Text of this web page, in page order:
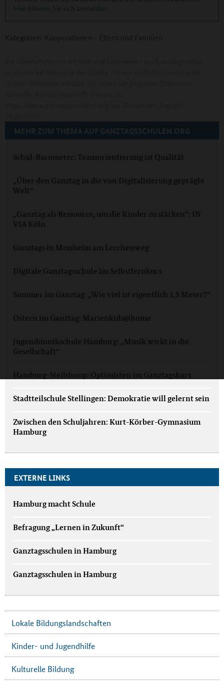
Hier können Sie sich anmelden
Kategorien: Kooperationen - Eltern und Familien
MEHR ZUM THEMA AUF GANZTAGSSCHULEN.ORG
Schul-Barometer: Teamorientierung ist Qualität
„Über den Ganztag in die von Digitalisierung geprägte
Welt“
„Ganztag als Ressource, um die Kinder zu stärken“: IN
VIA Köln
Ganztags in Monheim am Lerchenweg
Digitale Ganztagsschule im Selbstlernkurs
Sommer im Ganztag: „Wie viel ist eigentlich 1,5 Meter?“
Ostern im Ganztag: Marienkids@home
Jugendmusikschule Hamburg: „Musik wirkt in die
Gesellschaft“
Hamburg-Steilshoop: Optimisten im Ganztagskurs
Stadtteilschule Stellingen: Demokratie will gelernt sein
Zwischen den Schuljahren: Kurt-Körber-Gymnasium
Hamburg
EXTERNE LINKS
Hamburg macht Schule
Befragung „Lernen in Zukunft“
Ganztagsschulen in Hamburg
Ganztagsschulen in Hamburg
Lokale Bildungslandschaften
Kinder- und Jugendhilfe
Kulturelle Bildung